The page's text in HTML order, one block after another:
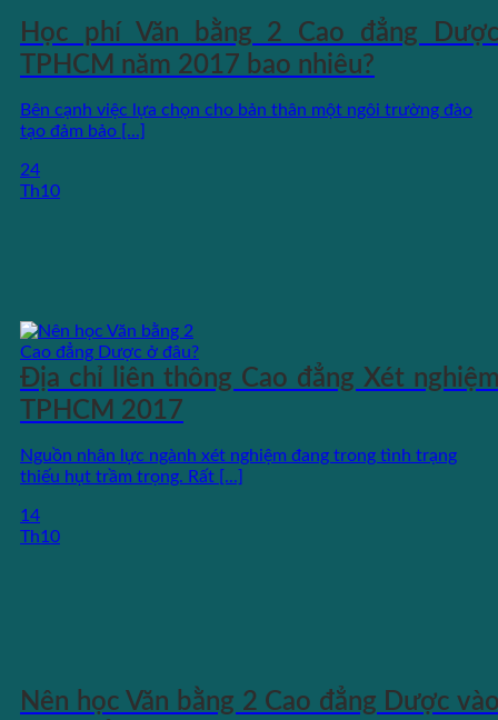
Học phí Văn bằng 2 Cao đẳng
TPHCM năm 2017 bao nhiêu?
Bên cạnh việc lựa chọn cho bản thân một ngôi trường đào
tạo đảm bảo [...]
24
Th10
Địa chỉ liên thông Cao đẳng Xét
TPHCM 2017
Nguồn nhân lực ngành xét nghiệm đang trong tình trạng
thiếu hụt trầm trọng. Rất [...]
14
Th10
Nên học Văn bằng 2 Cao đẳng Dược